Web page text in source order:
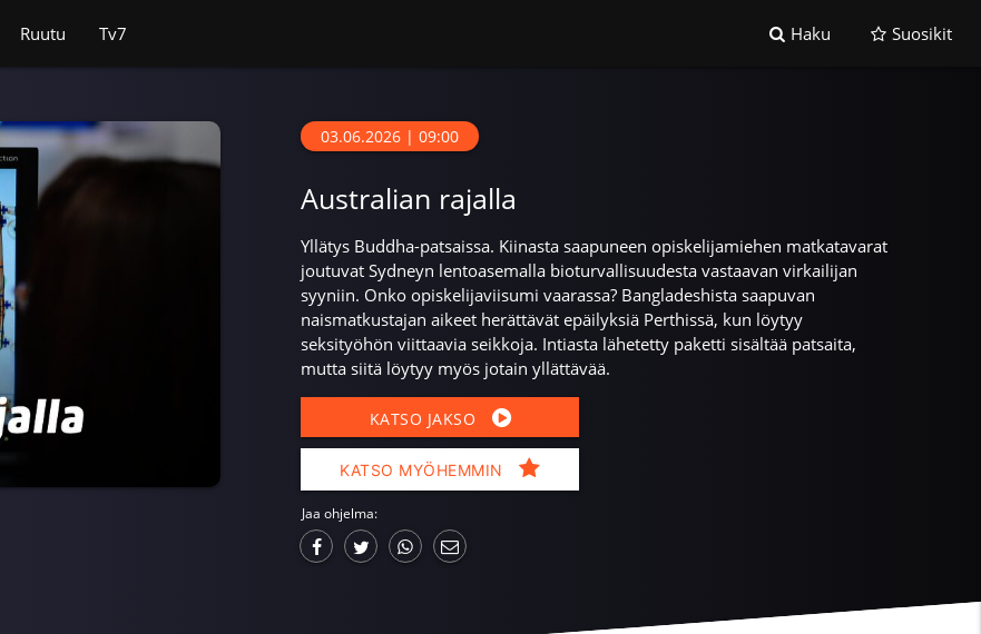
Ruutu Tv7 Haku Suosikit
03.06.2026 | 09:00
Australian rajalla
Yllätys Buddha-patsaissa. Kiinasta saapuneen opiskelijamiehen matkatavarat
joutuvat Sydneyn lentoasemalla bioturvallisuudesta vastaavan virkailijan
syyniin. Onko opiskelijaviisumi vaarassa? Bangladeshista saapuvan
naismatkustajan aikeet herättävät epäilyksiä Perthissä, kun löytyy
seksityöhön viittaavia seikkoja. Intiasta lähetetty paketti sisältää patsaita,
mutta siitä löytyy myös jotain yllättävää.
KATSO JAKSO
KATSO MYÖHEMMIN
Jaa ohjelma: